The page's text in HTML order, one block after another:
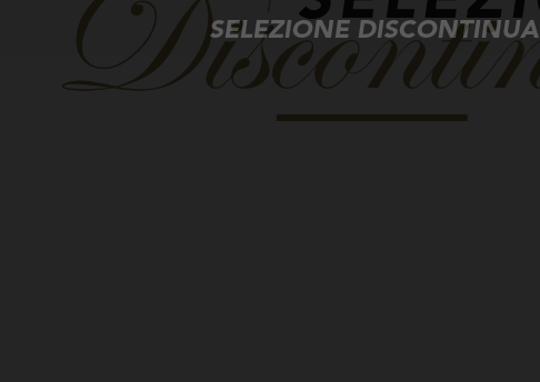
SELEZIONE DISCONTINUA